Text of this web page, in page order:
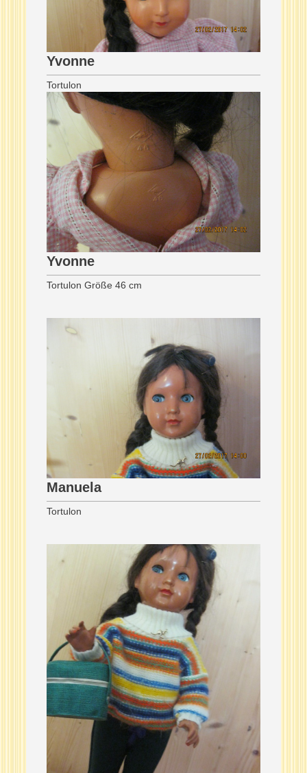
Yvonne
Tortulon
Yvonne
Tortulon Größe 46 cm
Manuela
Tortulon